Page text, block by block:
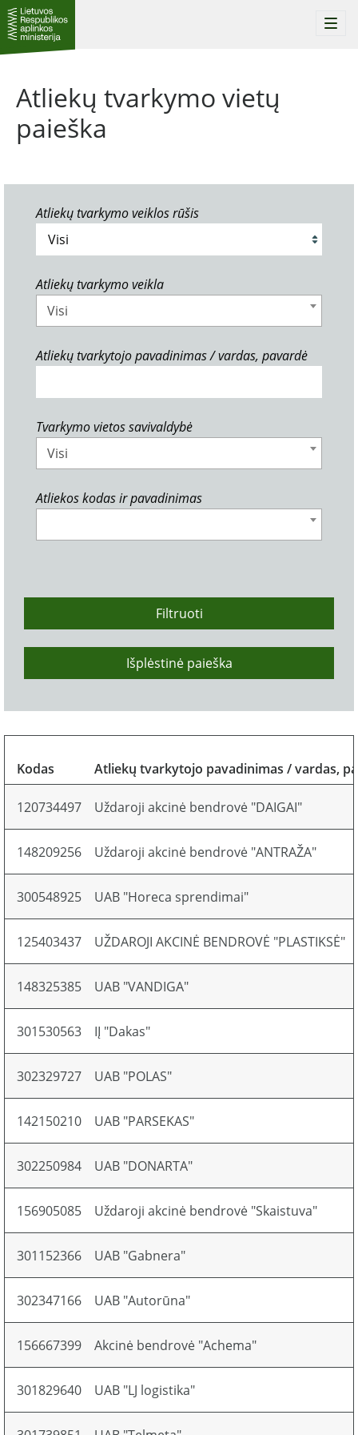
Atliekų tvarkymo vietų
paieška
Atliekų tvarkymo veiklos rūšis
Atliekų tvarkymo veikla
Visi
Atliekų tvarkytojo pavadinimas / vardas, pavardė
Tvarkymo vietos savivaldybė
Visi
Atliekos kodas ir pavadinimas
Filtruoti
Išplėstinė paieška
Kodas Atliekų tvarkytojo pavadinimas / vardas,
120734497 Uždaroji akcinė bendrovė "DAIGAI"
148209256 Uždaroji akcinė bendrovė "ANTRAŽA"
300548925 UAB "Horeca sprendimai"
125403437 UŽDAROJI AKCINĖ BENDROVĖ "PLASTIKSĖ"
148325385 UAB "VANDIGA"
301530563 IĮ "Dakas"
302329727 UAB "POLAS"
142150210 UAB "PARSEKAS"
302250984 UAB "DONARTA"
156905085 Uždaroji akcinė bendrovė "Skaistuva"
301152366 UAB "Gabnera"
302347166 UAB "Autorūna"
156667399 Akcinė bendrovė "Achema"
301829640 UAB "LJ logistika"